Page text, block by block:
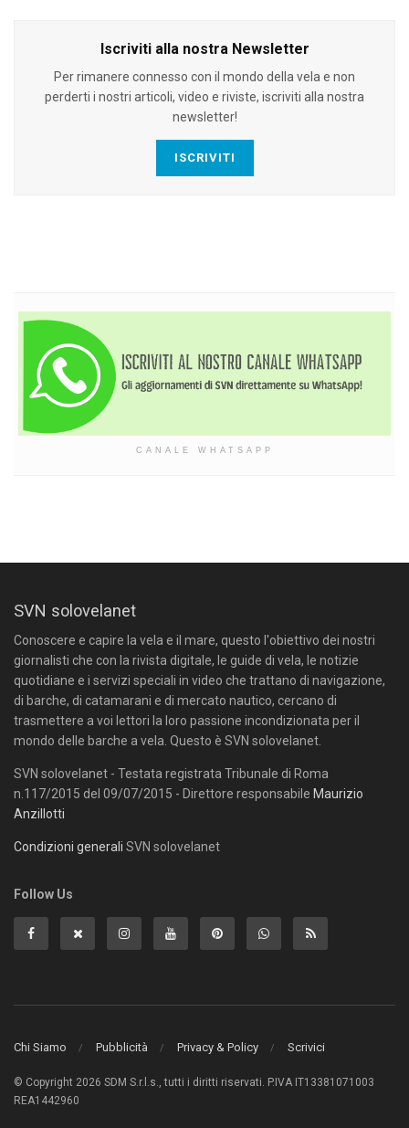
Iscriviti alla nostra Newsletter
Per rimanere connesso con il mondo della vela e non
perderti i nostri articoli, video e riviste, iscriviti alla nostra
newsletter!
ISCRIVITI
CANALE WHATSAPP
SVN solovelanet
Conoscere e capire la vela e il mare, questo l'obiettivo dei nostri
giornalisti che con la rivista digitale, le guide di vela, le notizie
quotidiane e i servizi speciali in video che trattano di navigazione,
di barche, di catamarani e di mercato nautico, cercano di
trasmettere a voi lettori la loro passione incondizionata per il
mondo delle barche a vela. Questo è SVN solovelanet.
SVN solovelanet - Testata registrata Tribunale di Roma
n.117/2015 del 09/07/2015 - Direttore responsabile Maurizio
Anzillotti
Condizioni generali SVN solovelanet
Follow Us
Chi Siamo Pubblicità Privacy & Policy Scrivici
© Copyright 2026 SDM S.r.l.s., tutti i diritti riservati. P.IVA IT13381071003
REA1442960